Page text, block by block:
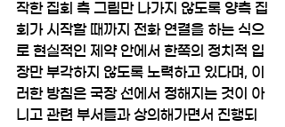
작한 집회 측 그림만 나가지 않도록 양측 집
회가 시작할 때까지 전화 연결을 하는 식으
로 현실적인 제약 안에서 한쪽의 정치적 입
장만 부각하지 않도록 노력하고 있다며, 이
러한 방침은 국장 선에서 정해지는 것이 아
니고 관련 부서들과 상의해가면서 진행되